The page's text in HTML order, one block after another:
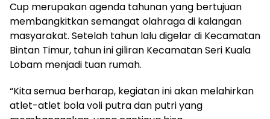
Cup merupakan agenda tahunan yang bertujuan
membangkitkan semangat olahraga di kalangan
masyarakat. Setelah tahun lalu digelar di Kecamatan
Bintan Timur, tahun ini giliran Kecamatan Seri Kuala
Lobam menjadi tuan rumah.
“Kita semua berharap, kegiatan ini akan melahirkan
atlet-atlet bola voli putra dan putri yang